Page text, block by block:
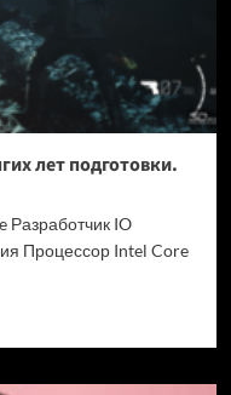
лет подготовки.
IO
Процессор Intel Core